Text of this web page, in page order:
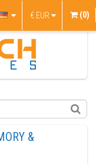
€ EUR (0)
&